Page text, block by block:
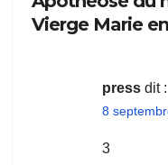
Vierge Marie
press dit :
8
3